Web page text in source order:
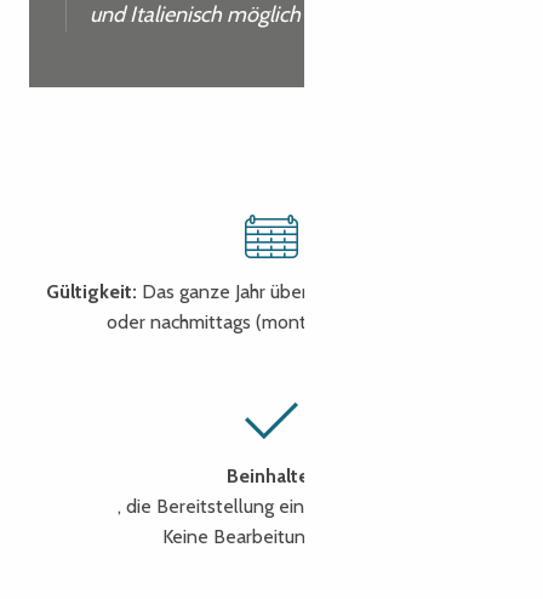
und Italienisch möglich
Gültigkeit: Das ganze Jahr über, wahlweise vormittags
oder nachmittags (montags bis freitags)
Beinhaltet
, die Bereitstellung eines Reiseleiters
Keine Bearbeitungsgebühr